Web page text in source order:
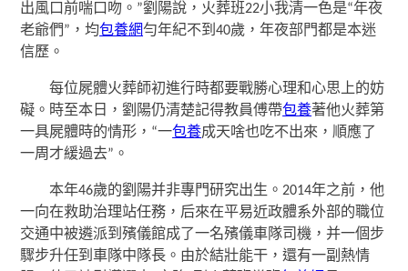
出風口前喘口吻。”劉陽說，火葬班22小我清一色是“年夜
老爺們”，均包養網勻年紀不到40歲，年夜部門都是本迷
信歷。
每位屍體火葬師初進行時都要戰勝心理和心思上的妨
礙。時至本日，劉陽仍清楚記得教員傅帶包養著他火葬第
一具屍體時的情形，“一包養成天啥也吃不出來，順應了
一周才緩過去”。
本年46歲的劉陽并非專門研究出生。2014年之前，他
一向在救助治理站任務，后來在平易近政體系外部的職位
交通中被遴派到殯儀館成了一名殯儀車隊司機，并一個步
驟步升任到車隊中隊長。由於結壯能干，還有一副熱情